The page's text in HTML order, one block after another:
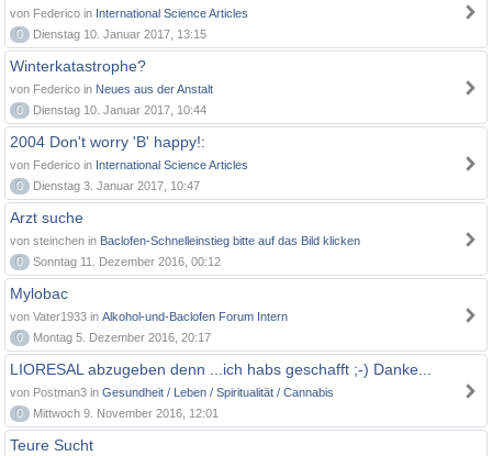
von Federico in International Science Articles
0
Dienstag 10. Januar 2017, 13:15
Winterkatastrophe?
von Federico in Neues aus der Anstalt
0
Dienstag 10. Januar 2017, 10:44
2004 Don't worry 'B' happy!:
von Federico in International Science Articles
0
Dienstag 3. Januar 2017, 10:47
Arzt suche
von steinchen in Baclofen-Schnelleinstieg bitte auf das Bild klicken
0
Sonntag 11. Dezember 2016, 00:12
Mylobac
von Vater1933 in Alkohol-und-Baclofen Forum Intern
0
Montag 5. Dezember 2016, 20:17
LIORESAL abzugeben denn ...ich habs geschafft ;-) Danke...
von Postman3 in Gesundheit / Leben / Spiritualität / Cannabis
0
Mittwoch 9. November 2016, 12:01
Teure Sucht